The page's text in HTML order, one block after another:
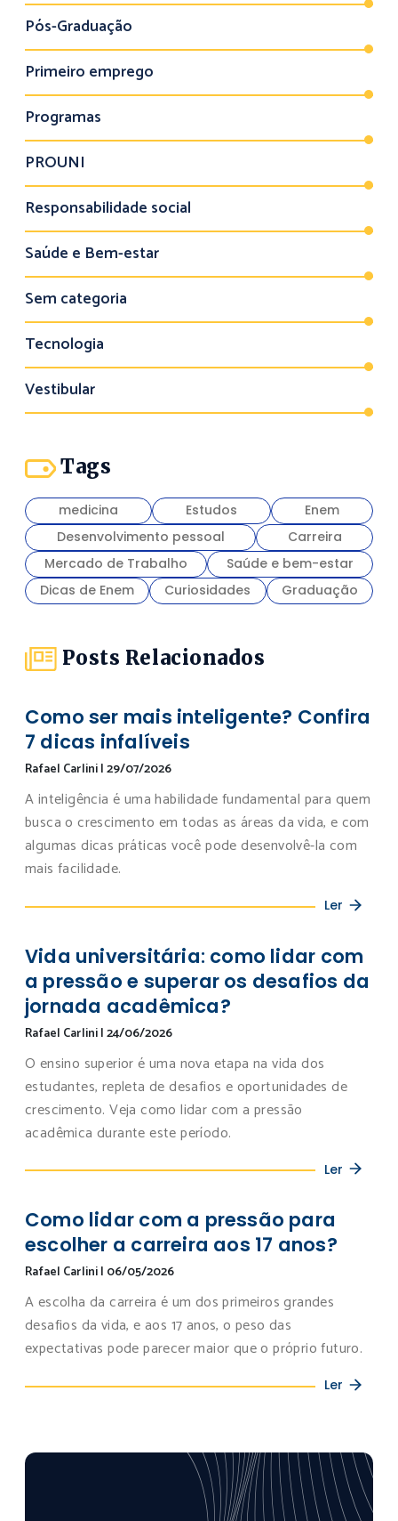
Pós-Graduação
Primeiro emprego
Programas
PROUNI
Responsabilidade social
Saúde e Bem-estar
Sem categoria
Tecnologia
Vestibular
Tags
medicina Estudos
Enem
Desenvolvimento pessoal
Carreira
Mercado de Trabalho
Saúde e bem-estar
Dicas de Enem
Curiosidades Graduação
Posts Relacionados
Como ser mais inteligente? Confira
7 dicas infalíveis
Rafael Carlini|29/07/2026
A inteligência é uma habilidade fundamental para quem
busca o crescimento em todas as áreas da vida, e com
algumas dicas práticas você pode desenvolvê-la com
mais facilidade.
Ler
Vida universitária: como lidar com
a pressão e superar os desafios da
jornada acadêmica?
Rafael Carlini|24/06/2026
O ensino superior é uma nova etapa na vida dos
estudantes, repleta de desafios e oportunidades de
crescimento. Veja como lidar com a pressão
acadêmica durante este período.
Ler
Como lidar com a pressão para
escolher a carreira aos 17 anos?
Rafael Carlini| 06/05/2026
A escolha da carreira é um dos primeiros grandes
desafios da vida, e aos 17 anos, o peso das
expectativas pode parecer maior que o próprio futuro.
Ler